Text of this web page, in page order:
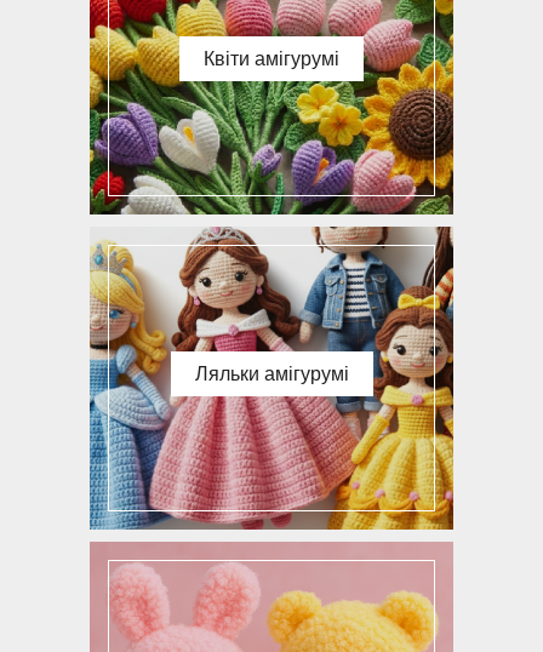
Квіти амігурумі
Ляльки амігурумі